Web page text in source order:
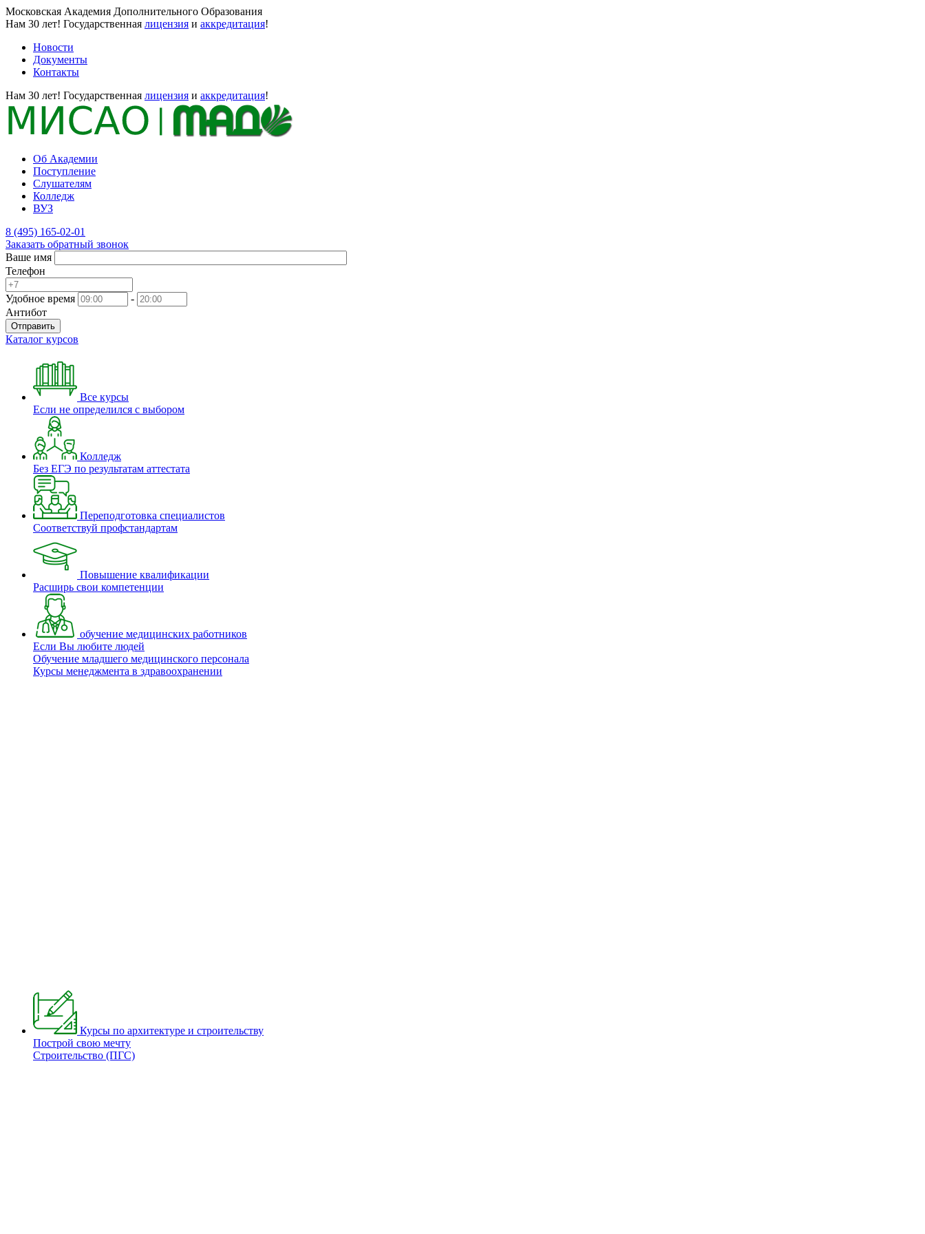
Московская Академия Дополнительного Образования
Нам 30 лет! Государственная лицензия и аккредитация!
Новости
Документы
Контакты
Нам 30 лет! Государственная лицензия и аккредитация!
Об Академии
Поступление
Слушателям
Колледж
ВУЗ
8 (495) 165-02-01
Заказать обратный звонок
Ваше имя
Телефон
Удобное время
-
Антибот
Отправить
Каталог курсов
Все курсы
Если не определился с выбором
Колледж
Без ЕГЭ по результатам аттестата
Переподготовка специалистов
Соответствуй профстандартам
Повышение квалификации
Расширь свои компетенции
обучение медицинских работников
Если Вы любите людей
Обучение младшего медицинского персонала
Курсы менеджмента в здравоохранении
Курсы по архитектуре и строительству
Построй свою мечту
Строительство (ПГС)